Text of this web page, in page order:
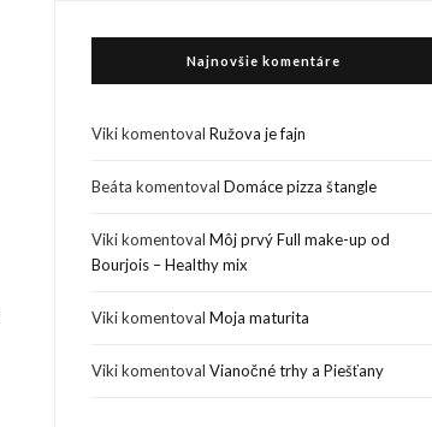
Najnovšie komentáre
VikikomentovalRužova je fajn
Beáta komentovalDomáce pizza štangle
VikikomentovalMôj prvý Full make-up od
Bourjois – Healthy mix
VikikomentovalMoja maturita
VikikomentovalVianočné trhy a Piešťany